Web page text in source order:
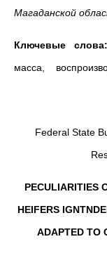
Магаданской
Ключевые слова:
масса,
Federal State
PECULIARITIES
HEIFERS
ADAPTED TO